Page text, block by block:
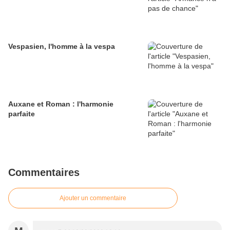
Vespasien, l'homme à la vespa
Auxane et Roman : l'harmonie
parfaite
Commentaires
Ajouter un commentaire